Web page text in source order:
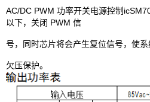
AC/DC PWM 功率开关电源控制
以下，关闭 PWM 信
号，同时芯片将会产生复位信号，使
欠压保护。